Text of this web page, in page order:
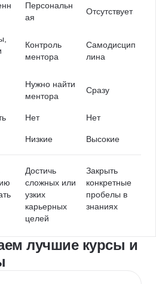
Персональн
ая
Отсутствует
Контроль
ментора
Самодисцип
лина
Нужно найти
ментора
Сразу
Нет Нет
Низкие Высокие
Достичь
сложных или
узких
карьерных
целей
Закрыть
конкретные
пробелы в
знаниях
лучшие курсы и